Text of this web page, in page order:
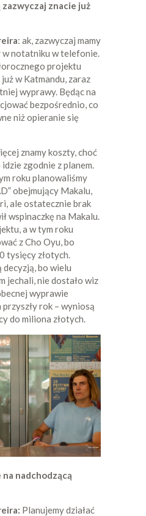
znacie już
: ak, zazwyczaj mamy
w notatniku w telefonie.
projektu
w Katmandu, zaraz
wyprawy. Będąc na
bezpośrednio, co
niż opieranie się
znamy koszty, choć
zgodnie z planem.
roku planowaliśmy
obejmujący Makalu,
ale ostatecznie brak
wspinaczkę na Makalu.
a w tym roku
z Cho Oyu, bo
tysięcy złotych.
decyzją, bo wielu
jechali, nie dostało wiz
wyprawie
rok – wyniosą
do miliona złotych.
na nadchodzącą
Planujemy działać